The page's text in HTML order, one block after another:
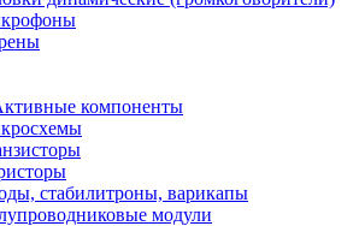
компоненты
стабилитроны, варикапы
модули